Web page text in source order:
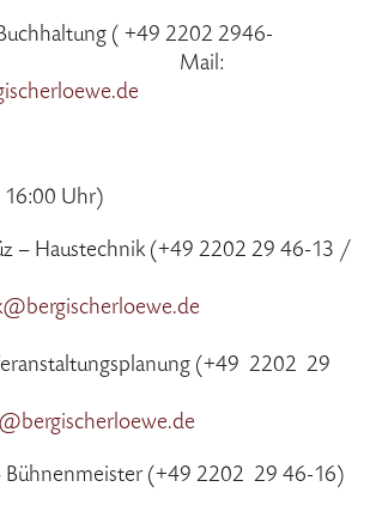
( +49 2202 2946-
Mail:
Uhr)
– Haustechnik (+49 2202 29 46-13 /
(+49 2202 29
Bühnenmeister (+49 2202 29 46-16)